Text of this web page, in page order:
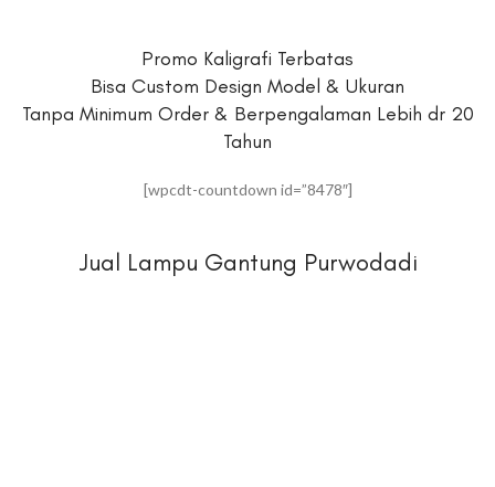
Promo Kaligrafi Terbatas
Bisa Custom Design Model & Ukuran
Tanpa Minimum Order & Berpengalaman Lebih dr 20
Tahun
[wpcdt-countdown id=”8478″]
Jual Lampu Gantung Purwodadi